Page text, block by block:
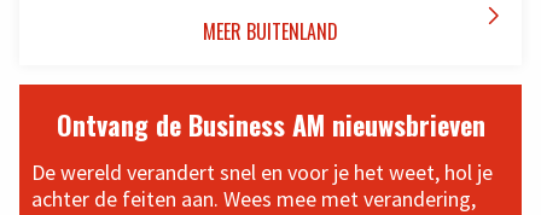
MEER BUITENLAND 
Ontvang de Business AM nieuwsbrieven
De wereld verandert snel en voor je het weet, hol je
achter de feiten aan. Wees mee met verandering,